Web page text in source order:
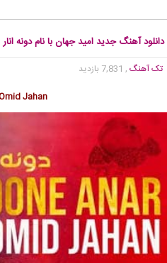
دانلود آهنگ جدید امید جهان با نام دونه انار
تک آهنگ, 7,831 بازدید
Jahan